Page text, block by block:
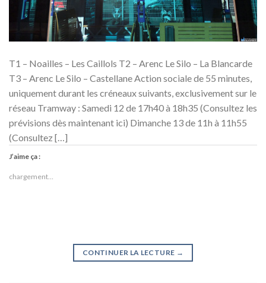
T1 – Noailles – Les Caillols T2 – Arenc Le Silo – La Blancarde
T3 – Arenc Le Silo – Castellane Action sociale de 55 minutes,
uniquement durant les créneaux suivants, exclusivement sur le
réseau Tramway : Samedi 12 de 17h40 à 18h35 (Consultez les
prévisions dès maintenant ici) Dimanche 13 de 11h à 11h55
(Consultez […]
J’aime ça :
chargement…
CONTINUER LA LECTURE →